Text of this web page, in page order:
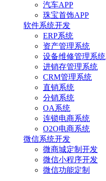
汽车APP
珠宝首饰APP
软件系统开发
ERP系统
资产管理系统
设备维修管理系统
进销存管理系统
CRM管理系统
直销系统
分销系统
OA系统
连锁电商系统
O2O电商系统
微信系统开发
微商城定制开发
微信小程序开发
微信功能定制